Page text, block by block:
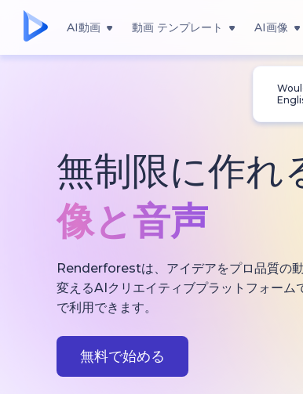
AI動画 動画 テンプレート AI画像
無制限に作れ
像と音声
Renderforestは、アイデアをプロ品質の
変えるAIクリエイティブプラットフォーム
で利用できます。
無料で始める